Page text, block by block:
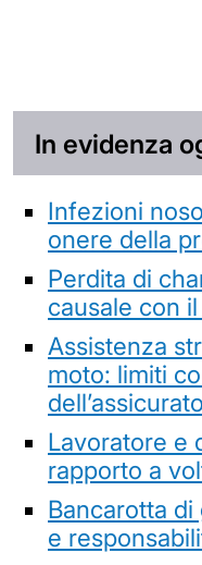
In evidenza
Infezioni
onere della
Perdita di
causale con
Assistenza
moto: limiti
dell’assicurato
Lavoratore e
rapporto a
Bancarotta
e